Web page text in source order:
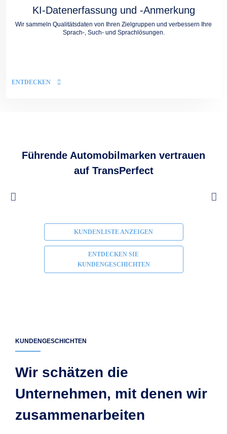
KI-Datenerfassung und -Anmerkung
Wir sammeln Qualitätsdaten von Ihren Zielgruppen und verbessern Ihre
Sprach-, Such- und Sprachlösungen.
ENTDECKEN
Führende Automobilmarken vertrauen
auf TransPerfect
KUNDENLISTE ANZEIGEN
ENTDECKEN SIE
KUNDENGESCHICHTEN
KUNDENGESCHICHTEN
Wir schätzen die
Unternehmen, mit denen wir
zusammenarbeiten